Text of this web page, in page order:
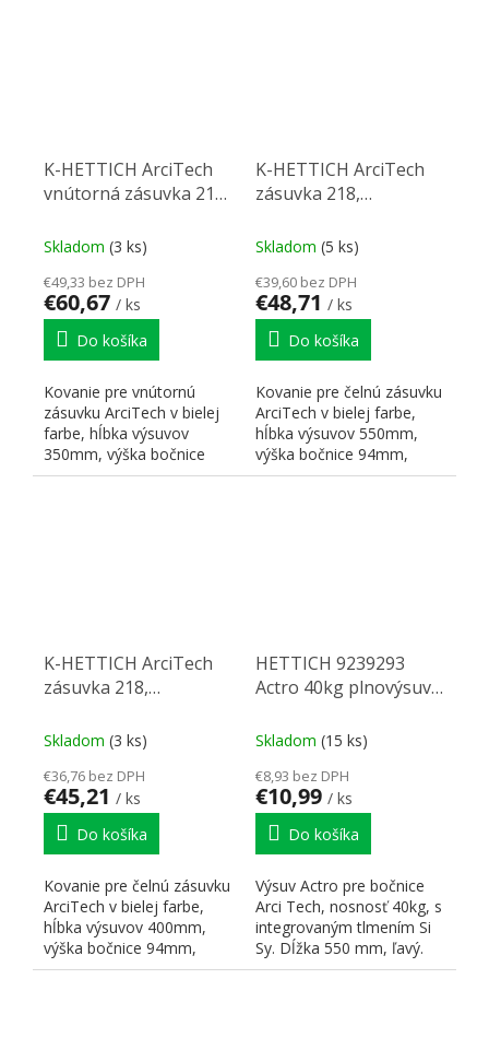
K-HETTICH ArciTech
vnútorná zásuvka 218,
SiSy
Skladom (3 ks)
€49,33 bez DPH
€60,67 / ks
Do košíka
Kovanie pre vnútornú
zásuvku ArciTech v bielej
farbe, hĺbka výsuvov
350mm, výška bočnice
94mm, celková výška
K-HETTICH ArciTech
zásuvka 218,
SiSy
Skladom (5 ks)
€39,60 bez DPH
€48,71 / ks
Do košíka
Kovanie pre čelnú zásuvku
ArciTech v bielej farbe,
hĺbka výsuvov 550mm,
výška bočnice 94mm,
celková výška 218mm,...
K-HETTICH ArciTech
zásuvka 218,
SiSy
Skladom (3 ks)
€36,76 bez DPH
€45,21 / ks
Do košíka
Kovanie pre čelnú zásuvku
ArciTech v bielej farbe,
hĺbka výsuvov 400mm,
výška bočnice 94mm,
celková výška 218mm,...
HETTICH 9239293
Actro 40kg plnovýsuv
system ľavý
Skladom (15 ks)
€8,93 bez DPH
€10,99 / ks
Do košíka
Výsuv Actro pre bočnice
Arci Tech, nosnosť 40kg, s
integrovaným tlmením Si
Sy. Dĺžka 550 mm, ľavý.
Možno kombinovať s...